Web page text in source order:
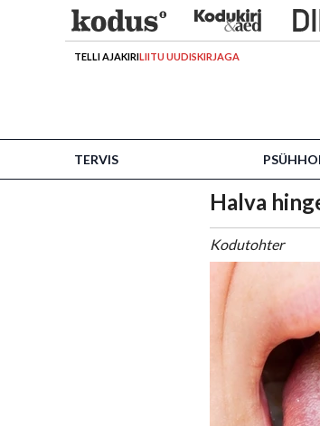
TELLI AJAKIRILIITU UUDISKIRJAGA
TERVIS
Halva
Kodutohter